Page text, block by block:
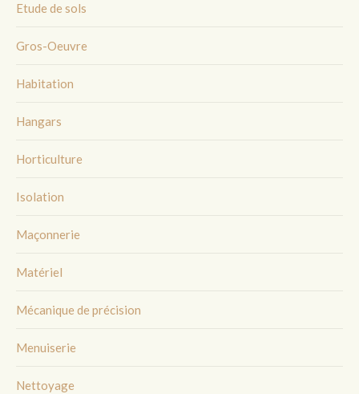
Etude de sols
Gros-Oeuvre
Habitation
Hangars
Horticulture
Isolation
Maçonnerie
Matériel
Mécanique de précision
Menuiserie
Nettoyage